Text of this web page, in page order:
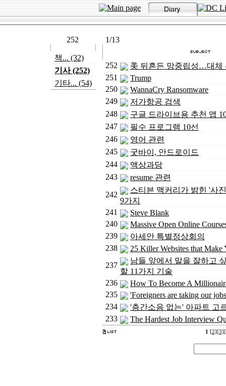
252 1/13
책... (32)
기사 (252)
기타... (54)
252
美 뒤흔든 망중립성…대체
251
Trump
250
WannaCry Ransomware
249
저가항공 검색
248
구글 드라이브용 추천 앱
247
필수 프로그램 10선
246
영어 관련
245
굿바이, 안드로이드
244
액상과당
243
resume 관련
242
스티븐 맥커리가 밝힌 '사
9가지
241
Steve Blank
240
Massive Open Online
239
아세안 특별정상회의
238
25 Killer Websites that Make
237
남들 앞에서 말을 잘하고
할 11가지 기술
236
How To Become A
235
'Foreigners are taking our
234
'층간소음 없는' 아파트 고
233
The Hardest Job Interview
1 [2] [3]